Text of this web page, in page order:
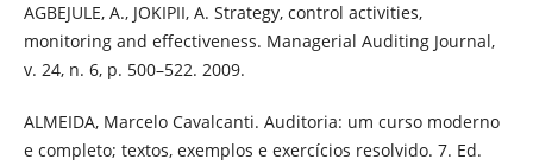
AGBEJULE, A., JOKIPII, A. Strategy, control activities,
monitoring and effectiveness. Managerial Auditing Journal,
v. 24, n. 6, p. 500–522. 2009.
ALMEIDA, Marcelo Cavalcanti. Auditoria: um curso moderno
e completo; textos, exemplos e exercícios resolvido. 7. Ed.